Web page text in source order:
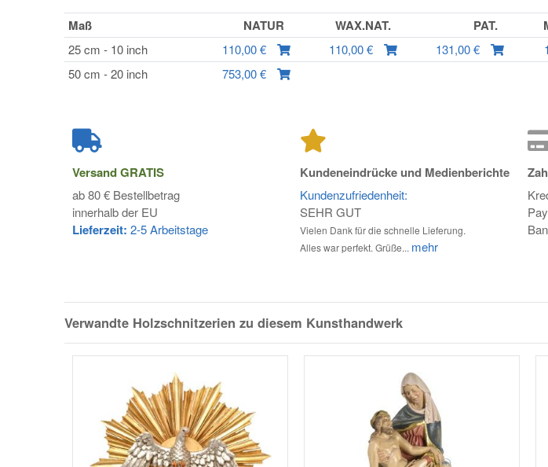
Maß NATUR WAX.NAT. PAT.
25 cm - 10 inch 110,00 € 110,00 € 131,00 €
50 cm - 20 inch
753,00 €
VersandGRATIS
ab 80 € Bestellbetrag
innerhalb der EU
Lieferzeit: 2-5 Arbeitstage
Kundeneindrücke und Medienberichte
Kundenzufriedenheit:
SEHR GUT
Vielen Dank für die schnelle Lieferung.
Alles war perfekt. Grüße... mehr
Verwandte Holzschnitzerien zu diesem Kunsthandwerk